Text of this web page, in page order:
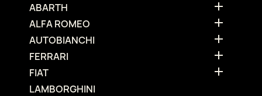
ABARTH 
ALFA ROMEO 
AUTOBIANCHI 
FERRARI 
FIAT 
LAMBORGHINI